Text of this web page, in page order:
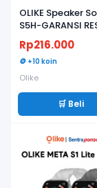
OLIKE Speaker
S5H-GARANSI
Rp216.000
🪙 +10 koin
Olike
🛒 Beli